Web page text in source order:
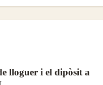
lloguer i el dipòsit a